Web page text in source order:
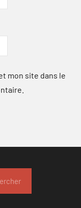
mon site dans le